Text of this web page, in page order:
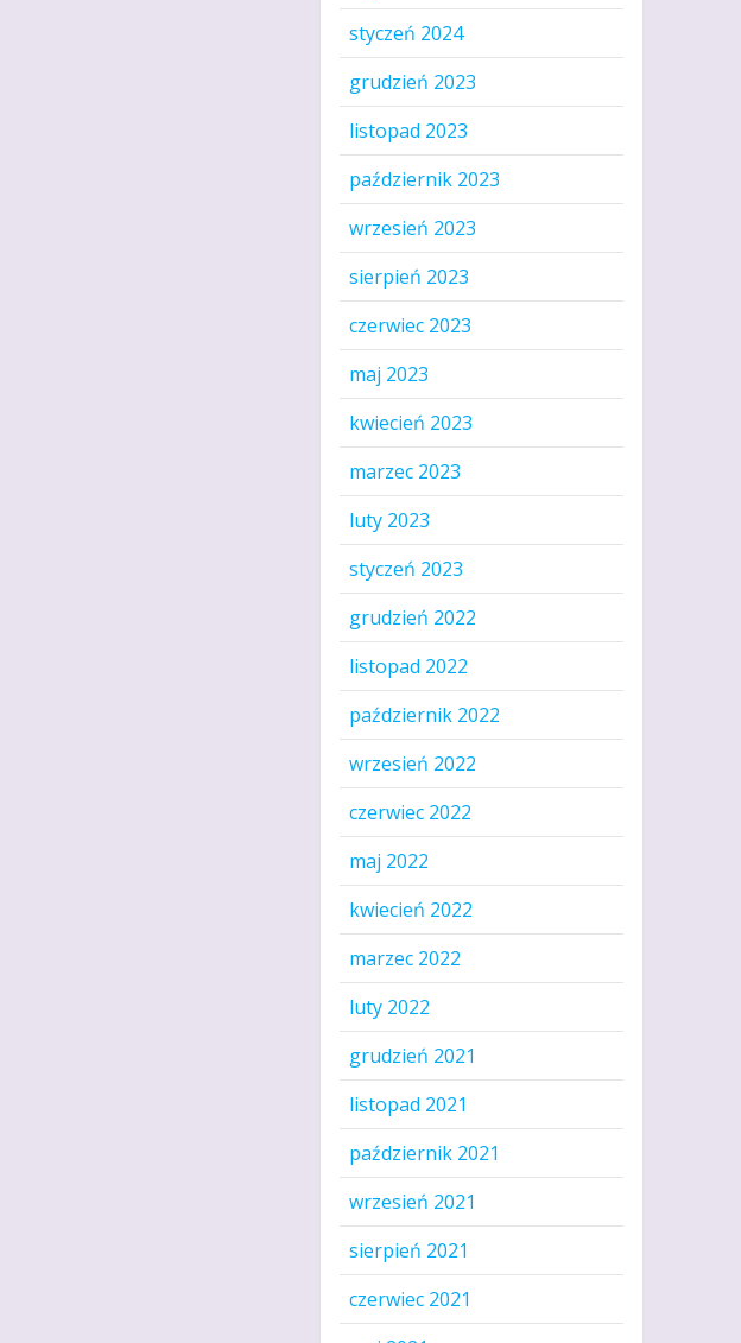
styczeń 2024
grudzień 2023
listopad 2023
październik 2023
wrzesień 2023
sierpień 2023
czerwiec 2023
maj 2023
kwiecień 2023
marzec 2023
luty 2023
styczeń 2023
grudzień 2022
listopad 2022
październik 2022
wrzesień 2022
czerwiec 2022
maj 2022
kwiecień 2022
marzec 2022
luty 2022
grudzień 2021
listopad 2021
październik 2021
wrzesień 2021
sierpień 2021
czerwiec 2021